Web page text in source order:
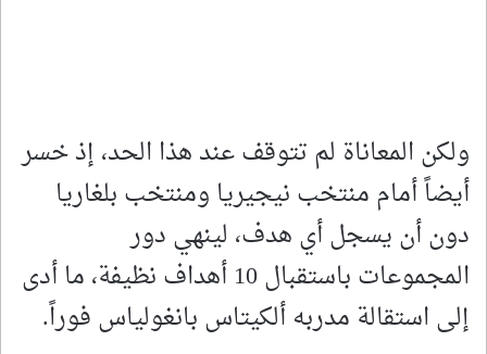
ولكن المعاناة لم تتوقف عند هذا الحد، إذ خسر
أيضاً أمام منتخب نيجيريا ومنتخب بلغاريا
دون أن يسجل أي هدف، لينهي دور
المجموعات باستقبال 10 أهداف نظيفة، ما أدى
إلى استقالة مدربه ألكيتاس بانغولياس فوراً.